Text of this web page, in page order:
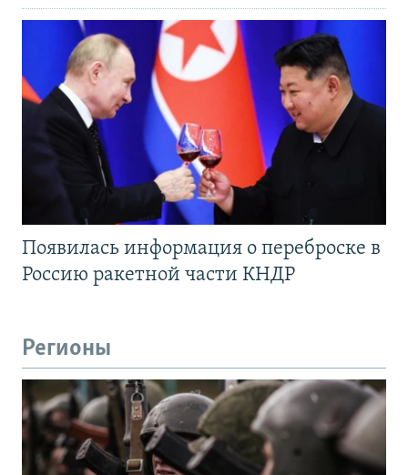
Появилась информация о переброске в
Россию ракетной части КНДР
Регионы